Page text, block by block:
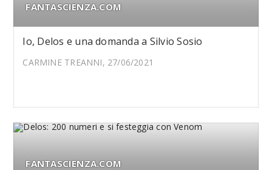
FANTASCIENZA.COM
Io, Delos e una domanda a Silvio Sosio
CARMINE TREANNI, 27/06/2021
FANTASCIENZA.COM